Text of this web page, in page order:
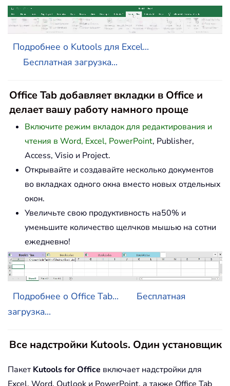
Подробнее о Kutools для Excel...
Бесплатная загрузка...
Office Tab добавляет вкладки в Office и
делает вашу работу намного проще
Включите режим вкладок для редактирования и
чтения в Word, Excel, PowerPoint, Publisher,
Access, Visio и Project.
Открывайте и создавайте несколько документов
во вкладках одного окна вместо новых отдельных
окон.
Увеличьте свою продуктивность на50% и
уменьшите количество щелчков мышью на сотни
ежедневно!
Подробнее о Office Tab...
Бесплатная
загрузка...
Все надстройки Kutools. Один установщик
Пакет Kutools for Office включает надстройки для